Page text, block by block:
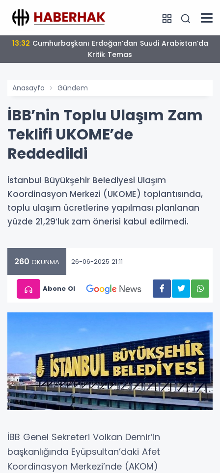
17:16 Bulgaristan’da Yeni Dönem
Anasayfa Gündem
İBB’nin Toplu Ulaşım Zam
Teklifi UKOME’de
Reddedildi
İstanbul Büyükşehir Belediyesi Ulaşım
Koordinasyon Merkezi (UKOME) toplantısında,
toplu ulaşım ücretlerine yapılması planlanan
yüzde 21,29’luk zam önerisi kabul edilmedi.
260 OKUNMA 26-06-2025 21:11
Abone Ol
İBB Genel Sekreteri Volkan Demir’in
başkanlığında Eyüpsultan’daki Afet
Koordinasyon Merkezi’nde (AKOM)